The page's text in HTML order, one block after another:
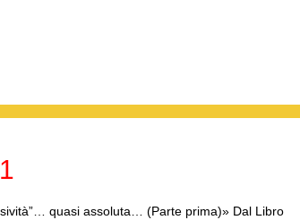
quasi assoluta… (Parte prima)» Dal Libro